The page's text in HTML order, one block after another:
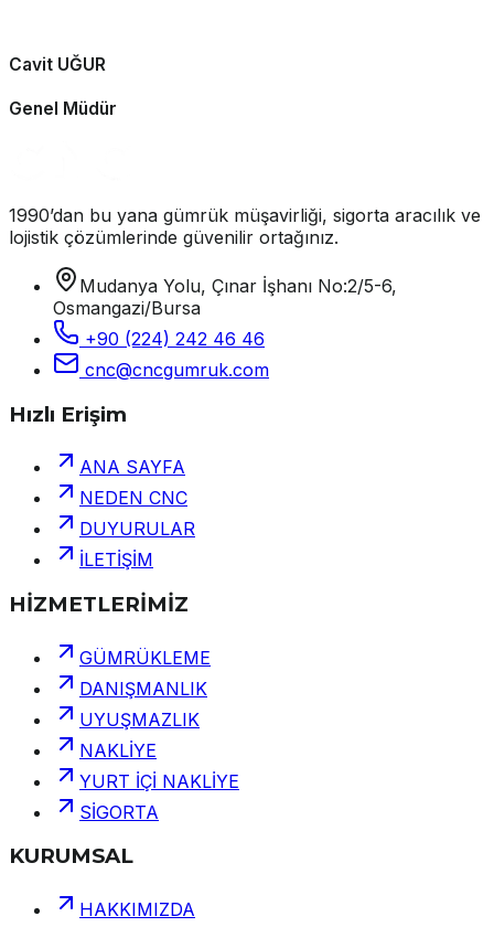
Cavit UĞUR
Genel Müdür
1990’dan bu yana gümrük müşavirliği, sigorta aracılık ve
lojistik çözümlerinde güvenilir ortağınız.
Mudanya Yolu, Çınar İşhanı No:2/5-6,
Osmangazi/Bursa
+90 (224) 242 46 46
cnc@cncgumruk.com
Hızlı Erişim
ANA SAYFA
NEDEN CNC
DUYURULAR
İLETİŞİM
HİZMETLERİMİZ
GÜMRÜKLEME
DANIŞMANLIK
UYUŞMAZLIK
NAKLİYE
YURT İÇİ NAKLİYE
SİGORTA
KURUMSAL
HAKKIMIZDA